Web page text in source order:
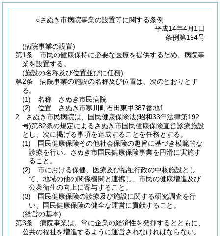
○さぬき市病院事業の設置等に関する条例
平成14年4月1日
条例第194号
(病院事業の設置)
第1条
市民の健康保持に必要な医療を提供するため、病院事
業を設置する。
(施設の名称及び位置並びに任務)
第2条
病院事業の施設の名称及び位置は、次のとおりとす
る。
(1)
名称 さぬき市民病院
(2)
位置 さぬき市寒川町石田東甲387番地1
2
さぬき市民病院は、国民健康保険法(昭和33年法律第192
号)第82条の規定によるさぬき市国民健康保険直営診療施設
とし、次に掲げる事項を達成することを任務とする。
(1)
国民健康保険その他社会保険の趣旨に基づき模範的な
診療を行い、さぬき市国民健康保険事業を円滑に実施す
ること。
(2)
市における保健、医療及び福祉行政の中核施設とし
て、地域の他の関係機関と連携し、市民の健康増進及び
公衆衛生の向上に寄与すること。
(3)
国民健康保険の診療及び施設に関する研究調査を行
い、国民健康保険の健全な運営に貢献すること。
(経営の基本)
第3条
病院事業は、常に企業の経済性を発揮するとともに、
公共の福祉を増進するように運営されなければならない。